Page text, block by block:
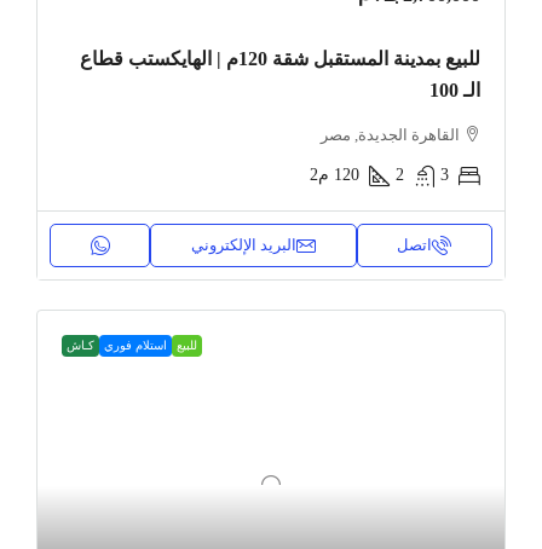
للبيع بمدينة المستقبل شقة 120م | الهايكستب قطاع
الـ 100
القاهرة الجديدة, مصر
3
2
120 م2
اتصل البريد الإلكتروني
للبيع استلام فوري كـاش